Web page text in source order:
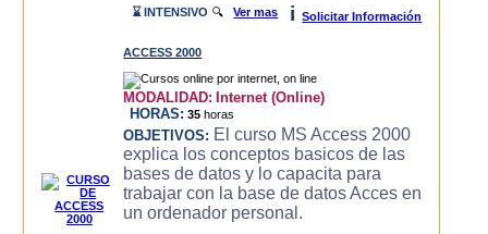
⌛ INTENSIVO 🔍Ver mas i Solicitar Información
ACCESS 2000
MODALIDAD: Internet (Online)
HORAS: 35 horas
OBJETIVOS: El curso MS Access 2000
explica los conceptos basicos de las
bases de datos y lo capacita para
trabajar con la base de datos Acces en
un ordenador personal.